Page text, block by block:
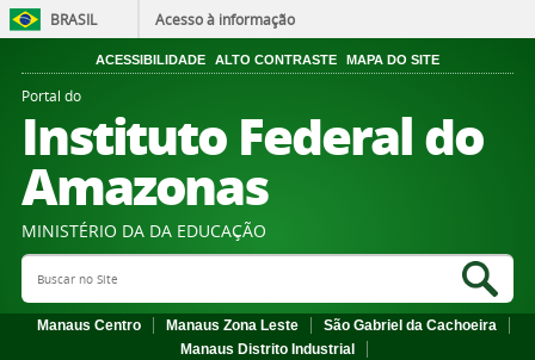
BRASIL Acesso à informação
ACESSIBILIDADE ALTO CONTRASTE MAPA DO SITE
Portal do
Instituto Federal do
Amazonas
MINISTÉRIO DA DA EDUCAÇÃO
Search Site
Manaus Centro Manaus Zona Leste
São Gabriel da Cachoeira
Manaus Distrito Industrial